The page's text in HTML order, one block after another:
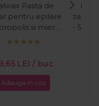
Pasta de
pentru epilare
si miere
Line Sugar
LEI / buc
Adauga in cos
zahar
-